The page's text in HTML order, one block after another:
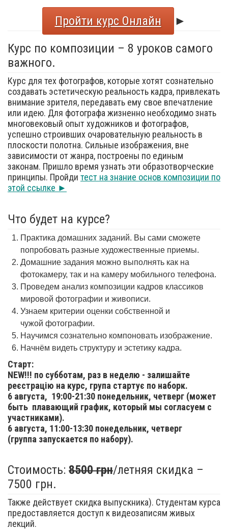
Пройти курс Онлайн
►
Курс по композиции – 8 уроков самого
важного.
Курс для тех фотографов, которые хотят сознательно
создавать эстетическую реальность кадра, привлекать
внимание зрителя, передавать ему свое впечатление
или идею. Для фотографа жизненно необходимо знать
многовековый опыт художников и фотографов,
успешно строивших очаровательную реальность в
плоскости полотна. Сильные изображения, вне
зависимости от жанра, построены по единым
законам. Пришло время узнать эти образотворческие
принципы. Пройди тест на знание основ композиции по
этой ссылке ►
Что будет на курсе?
Практика домашних заданий. Вы сами сможете
попробовать разные художественные приемы.
Домашние задания можно выполнять как на
фотокамеру, так и на камеру мобильного телефона.
Проведем анализ композиции кадров классиков
мировой фотографии и живописи.
Узнаем критерии оценки собственной и
чужой фотографии.
Научимся сознательно компоновать изображение.
Начнём видеть структуру и эстетику кадра.
Старт:
NEW!!! по субботам, раз в неделю - залишайте
реєстрацію на курс, група стартує по наборк.
6 августа, 19:00-21:30 понедельник, четверг (может
быть плавающий график, который мы согласуем с
участниками).
6 августа, 11:00-13:30 понедельник, четверг
(группа запускается по набору).
Стоимость: 8500 грн/летняя скидка –
7500 грн.
Также действует скидка выпускника). Студентам курса
предоставляется доступ к видеозаписям живых
лекций.